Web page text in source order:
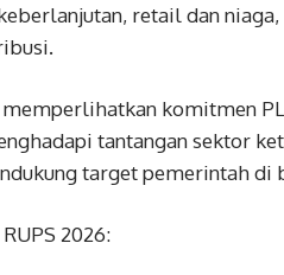
retail dan
komitmen
tantangan sektor
target pemerintah di
2026: